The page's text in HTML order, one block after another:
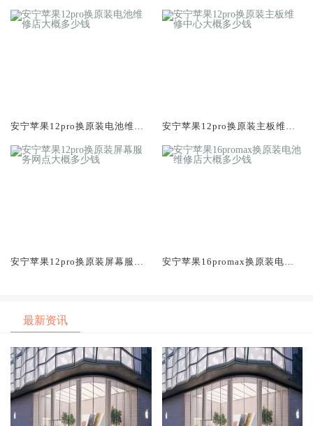
安宁苹果12pro换原装电池维修
安宁苹果12pro换原装主板维修
安宁苹果12pro换原装屏幕服务
安宁苹果16promax换原装电池
最新资讯